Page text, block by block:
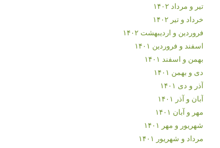
تیر و مرداد ۱۴۰۲
خرداد و تیر ۱۴۰۲
فروردین و اردیبهشت ۱۴۰۲
اسفند و فروردین ۱۴۰۱
بهمن و اسفند ۱۴۰۱
دی و بهمن ۱۴۰۱
آذر و دی ۱۴۰۱
آبان و آذر ۱۴۰۱
مهر و آبان ۱۴۰۱
شهریور و مهر ۱۴۰۱
مرداد و شهریور ۱۴۰۱